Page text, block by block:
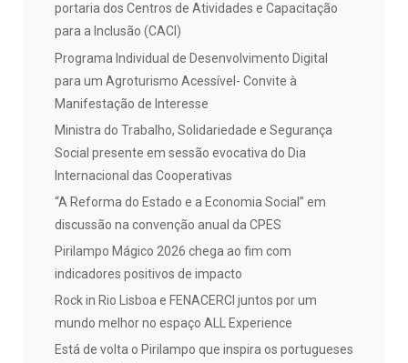
portaria dos Centros de Atividades e Capacitação
para a Inclusão (CACI)
Programa Individual de Desenvolvimento Digital
para um Agroturismo Acessível- Convite à
Manifestação de Interesse
Ministra do Trabalho, Solidariedade e Segurança
Social presente em sessão evocativa do Dia
Internacional das Cooperativas
“A Reforma do Estado e a Economia Social” em
discussão na convenção anual da CPES
Pirilampo Mágico 2026 chega ao fim com
indicadores positivos de impacto
Rock in Rio Lisboa e FENACERCI juntos por um
mundo melhor no espaço ALL Experience
Está de volta o Pirilampo que inspira os portugueses